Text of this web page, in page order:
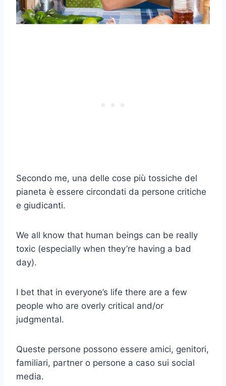
Secondo me, una delle cose più tossiche del
pianeta è essere circondati da persone critiche
e giudicanti.
We all know that human beings can be really
toxic (especially when they’re having a bad
day).
I bet that in everyone’s life there are a few
people who are overly critical and/or
judgmental.
Queste persone possono essere amici, genitori,
familiari, partner o persone a caso sui social
media.